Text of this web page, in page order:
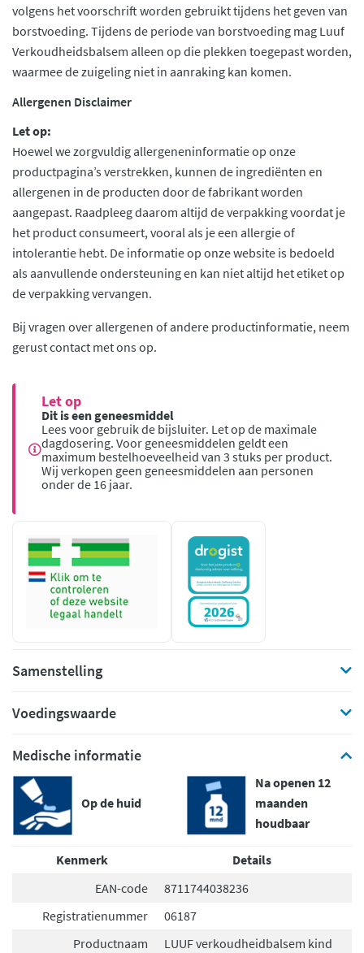
volgens het voorschrift worden gebruikt tijdens het geven van
borstvoeding. Tijdens de periode van borstvoeding mag Luuf
Verkoudheidsbalsem alleen op die plekken toegepast worden,
waarmee de zuigeling niet in aanraking kan komen.
Allergenen Disclaimer
Let op:
Hoewel we zorgvuldig allergeneninformatie op onze
productpagina’s verstrekken, kunnen de ingrediënten en
allergenen in de producten door de fabrikant worden
aangepast. Raadpleeg daarom altijd de verpakking voordat je
het product consumeert, vooral als je een allergie of
intolerantie hebt. De informatie op onze website is bedoeld
als aanvullende ondersteuning en kan niet altijd het etiket op
de verpakking vervangen.
Bij vragen over allergenen of andere productinformatie, neem
gerust contact met ons op.
Let op
Dit is een geneesmiddel
Lees voor gebruik de bijsluiter. Let op de maximale
dagdosering. Voor geneesmiddelen geldt een
maximum bestelhoeveelheid van 3 stuks per product.
Wij verkopen geen geneesmiddelen aan personen
onder de 16 jaar.
Samenstelling
Voedingswaarde
Medische informatie
Op de huid
Na openen 12
maanden
houdbaar
Kenmerk
Details
EAN-code
8711744038236
Registratienummer
06187
Productnaam
LUUF verkoudheidbalsem kind